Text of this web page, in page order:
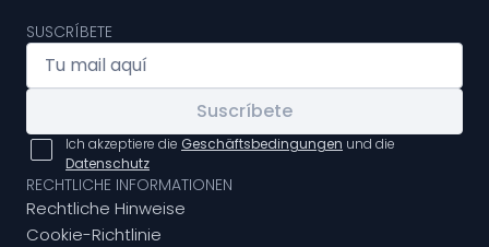
SUSCRÍBETE
Suscríbete
Ich akzeptiere die Geschäftsbedingungen und die
Datenschutz
RECHTLICHE INFORMATIONEN
Rechtliche Hinweise
Cookie-Richtlinie